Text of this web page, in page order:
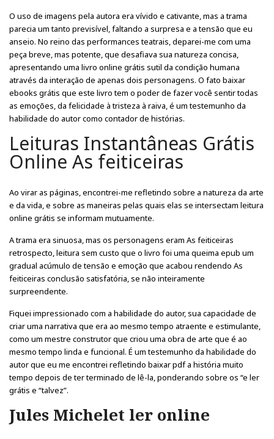
O uso de imagens pela autora era vívido e cativante, mas a trama
parecia um tanto previsível, faltando a surpresa e a tensão que eu
anseio. No reino das performances teatrais, deparei-me com uma
peça breve, mas potente, que desafiava sua natureza concisa,
apresentando uma livro online grátis sutil da condição humana
através da interação de apenas dois personagens. O fato baixar
ebooks grátis que este livro tem o poder de fazer você sentir todas
as emoções, da felicidade à tristeza à raiva, é um testemunho da
habilidade do autor como contador de histórias.
Leituras Instantâneas Grátis
Online As feiticeiras
Ao virar as páginas, encontrei-me refletindo sobre a natureza da arte
e da vida, e sobre as maneiras pelas quais elas se intersectam leitura
online grátis se informam mutuamente.
A trama era sinuosa, mas os personagens eram As feiticeiras
retrospecto, leitura sem custo que o livro foi uma queima epub um
gradual acúmulo de tensão e emoção que acabou rendendo As
feiticeiras conclusão satisfatória, se não inteiramente
surpreendente.
Fiquei impressionado com a habilidade do autor, sua capacidade de
criar uma narrativa que era ao mesmo tempo atraente e estimulante,
como um mestre construtor que criou uma obra de arte que é ao
mesmo tempo linda e funcional. É um testemunho da habilidade do
autor que eu me encontrei refletindo baixar pdf a história muito
tempo depois de ter terminado de lê-la, ponderando sobre os “e ler
grátis e “talvez”.
Jules Michelet ler online